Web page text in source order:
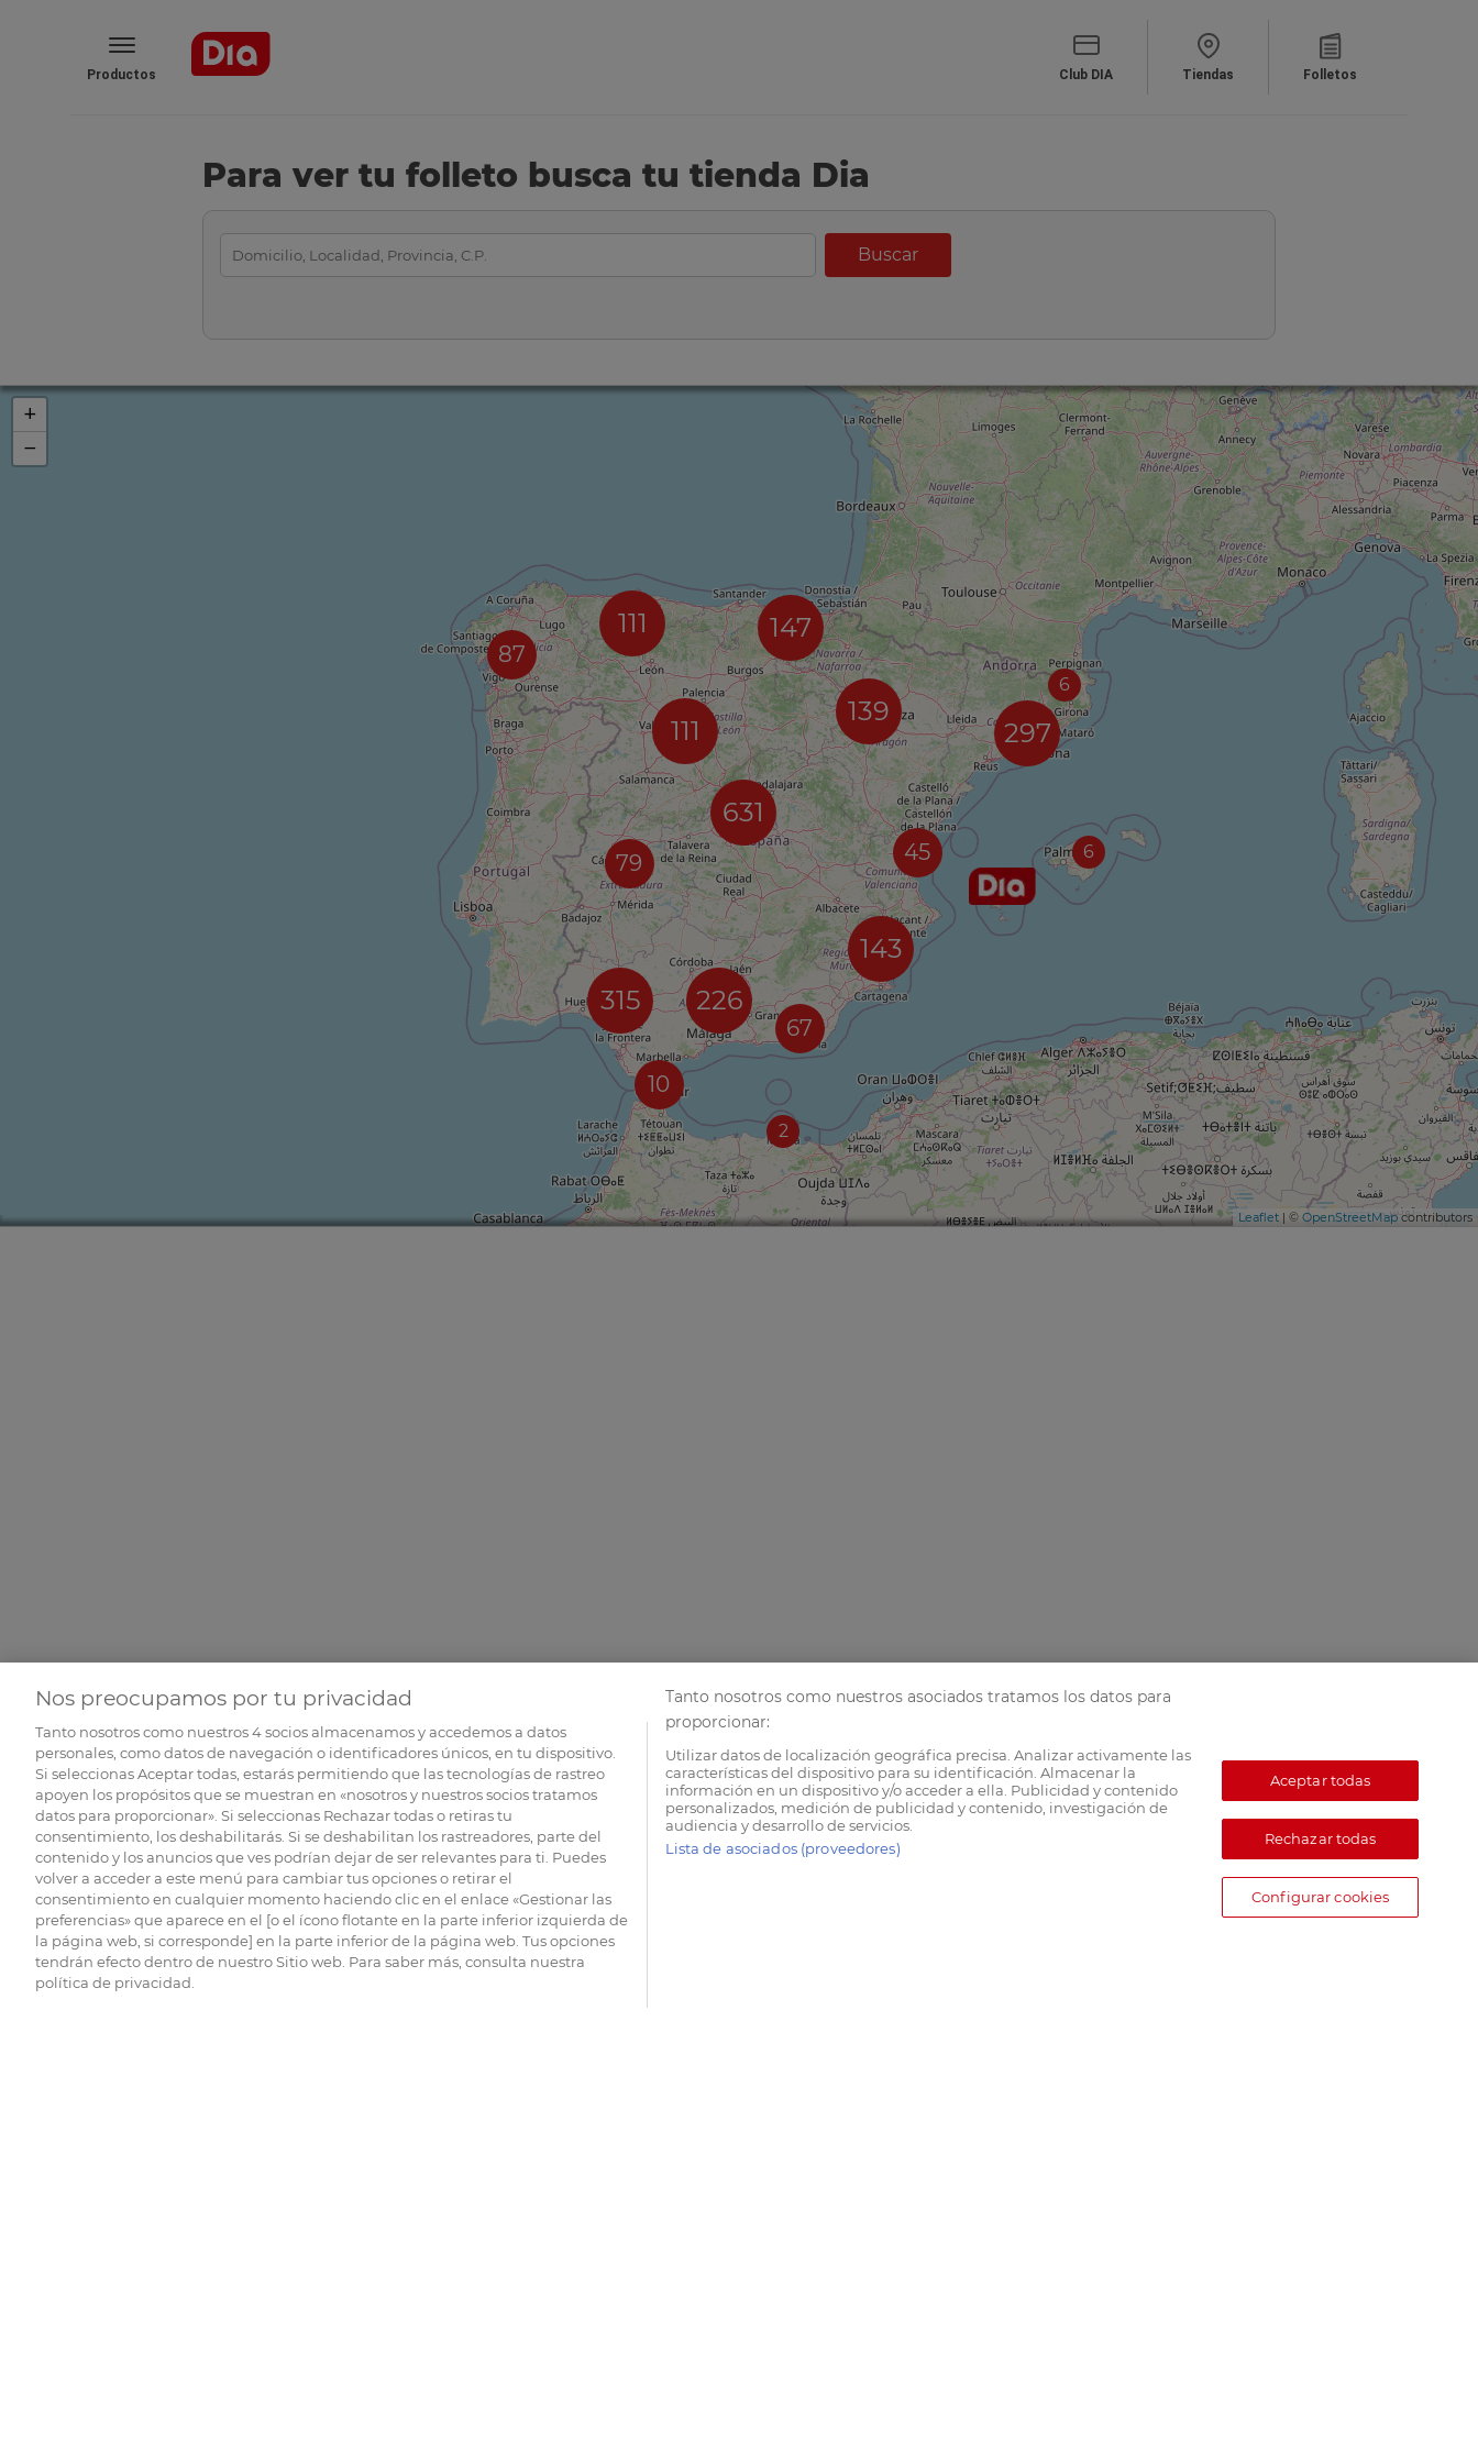
Productos Club DIA Tiendas Folletos
Para ver tu folleto busca tu tienda Dia
87
111 147
2
6
111
79
631
10
226
315
6
139
297
67
45
143
+
−
Leaflet | © OpenStreetMapcontributors
Nos preocupamos por tu privacidad
Tanto nosotros como nuestros4socios almacenamos y accedemos a datos
personales, como datos de navegación o identificadores únicos, en tu dispositivo.
Si seleccionas Aceptar todas, estarás permitiendo que las tecnologías de rastreo
apoyen los propósitos que se muestran en «nosotros y nuestros socios tratamos
datos para proporcionar». Si seleccionas Rechazar todas o retiras tu
consentimiento, los deshabilitarás. Si se deshabilitan los rastreadores, parte del
contenido y los anuncios que ves podrían dejar de ser relevantes para ti. Puedes
volver a acceder a este menú para cambiar tus opciones o retirar el
consentimiento en cualquier momento haciendo clic en el enlace «Gestionar las
preferencias» que aparece en el [o el ícono flotante en la parte inferior izquierda de
la página web, si corresponde] en la parte inferior de la página web. Tus opciones
tendrán efecto dentro de nuestro Sitio web. Para saber más, consulta nuestra
política de privacidad.
Tanto nosotros como nuestros asociados tratamos los datos para
proporcionar:
Utilizar datos de localización geográfica precisa. Analizar activamente las
características del dispositivo para su identificación. Almacenar la
información en un dispositivo y/o acceder a ella. Publicidad y contenido
personalizados, medición de publicidad y contenido, investigación de
audiencia y desarrollo de servicios.
Lista de asociados (proveedores)
Aceptar todas
Rechazar todas
Configurar cookies